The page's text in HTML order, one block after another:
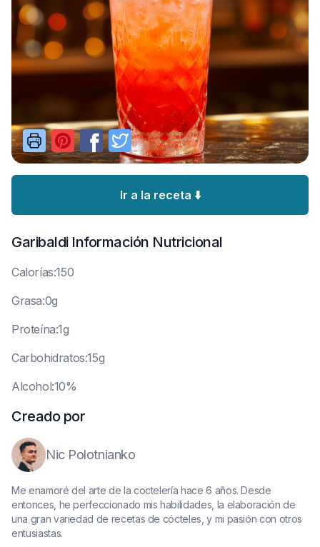
Ir a la receta ⬇️
GaribaldiInformación Nutricional
Calorías:150
Grasa:0g
Proteína:1g
Carbohidratos:15g
Alcohol:10%
Creado por
Nic Polotnianko
Me enamoré del arte de la coctelería hace 6 años. Desde
entonces, he perfeccionado mis habilidades, la elaboración de
una gran variedad de recetas de cócteles, y mi pasión con otros
entusiastas.